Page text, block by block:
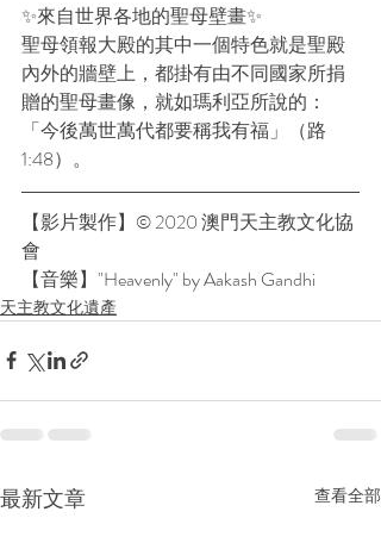
✨來自世界各地的聖母壁畫✨
聖母領報大殿的其中一個特色就是聖殿
內外的牆壁上，都掛有由不同國家所捐
贈的聖母畫像，就如瑪利亞所說的：
「今後萬世萬代都要稱我有福」（路
1:48）。
【影片製作】©️ 2020 澳門天主教文化協
會
【音樂】"Heavenly" by Aakash Gandhi
天主教文化遺產
最新文章 查看全部